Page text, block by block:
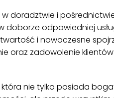
doradztwie i
doborze odpowiedniej
i nowoczesne
oraz zadowolenie
która nie tylko posiada